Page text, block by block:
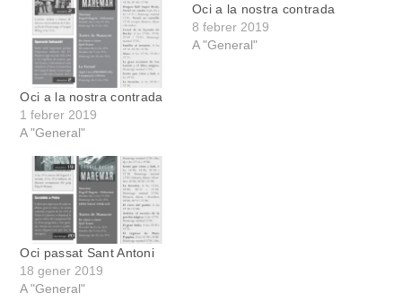
Oci a la nostra contrada
1 febrer 2019
A "General"
Oci a la nostra contrada
8 febrer 2019
A "General"
Oci passat Sant Antoni
18 gener 2019
A "General"